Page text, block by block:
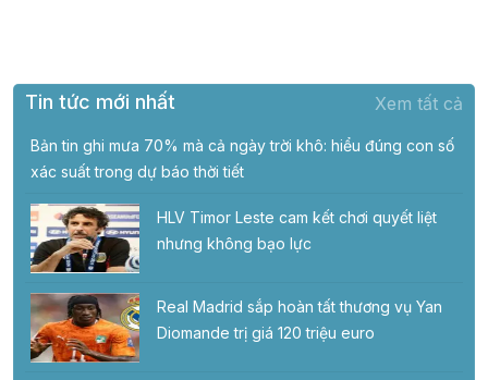
Tin tức mới nhất Xem tất cả
Bản tin ghi mưa 70% mà cả ngày trời khô: hiểu đúng con số
xác suất trong dự báo thời tiết
HLV Timor Leste cam kết chơi quyết liệt
nhưng không bạo lực
Real Madrid sắp hoàn tất thương vụ Yan
Diomande trị giá 120 triệu euro